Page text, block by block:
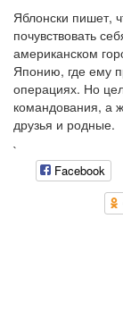
Яблонски пишет,
почувствовать
американском
Японию, где ему
операциях. Но
командования, а
друзья и родные.
`
Facebook